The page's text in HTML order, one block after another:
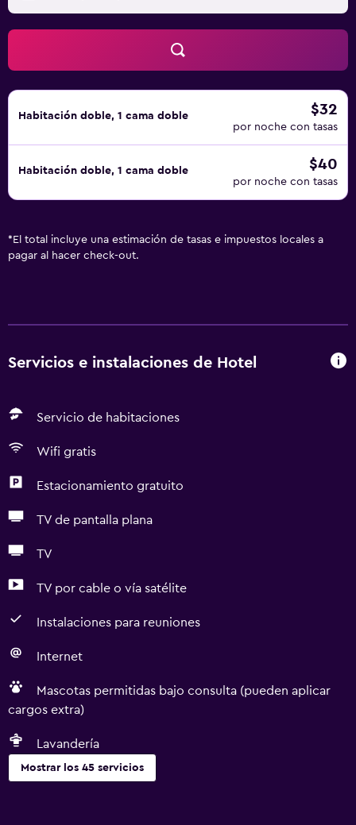
Habitación doble, 1 cama doble $32
por noche con tasas
Habitación doble, 1 cama doble $40
por noche con tasas
* El total incluye una estimación de tasas e impuestos locales a
pagar al hacer check-out.
Servicios e instalaciones de Hotel
Servicio de habitaciones
Wifi gratis
Estacionamiento gratuito
TV de pantalla plana
TV
TV por cable o vía satélite
Instalaciones para reuniones
Internet
Mascotas permitidas bajo consulta (pueden aplicar
cargos extra)
Lavandería
Mostrar los 45 servicios